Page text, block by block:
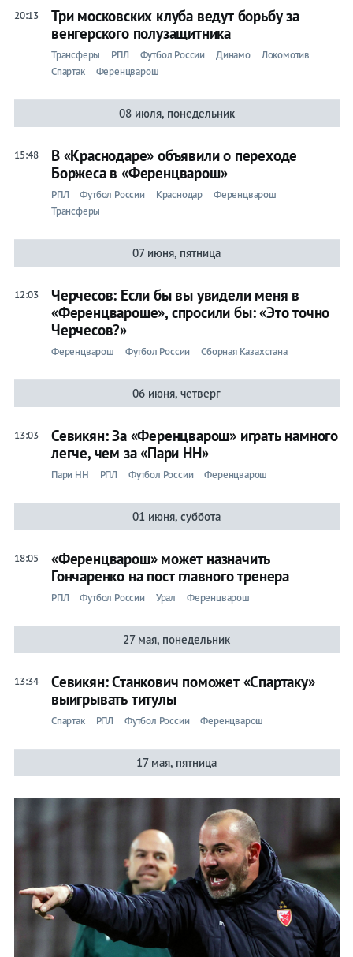
20:13
Три московских клуба ведут борьбу за
венгерского полузащитника
Трансферы РПЛ Футбол России Динамо
Локомотив
Спартак
Ференцварош
08 июля, понедельник
15:48
В «Краснодаре» объявили о переходе
Боржеса в «Ференцварош»
РПЛ Футбол России Краснодар
Ференцварош
Трансферы
07 июня, пятница
12:03
Черчесов: Если бы вы увидели меня в
«Ференцвароше», спросили бы: «Это точно
Черчесов?»
Ференцварош Футбол России Сборная Казахстана
06 июня, четверг
13:03
Севикян: За «Ференцварош» играть намного
легче, чем за «Пари НН»
Пари НН РПЛ Футбол России Ференцварош
01 июня, суббота
18:05
«Ференцварош» может назначить
Гончаренко на пост главного тренера
РПЛ Футбол России Урал Ференцварош
27 мая, понедельник
13:34
Севикян: Станкович поможет «Спартаку»
выигрывать титулы
Спартак РПЛ Футбол России Ференцварош
17 мая, пятница